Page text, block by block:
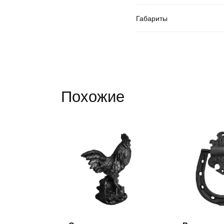
Габариты
Похожие